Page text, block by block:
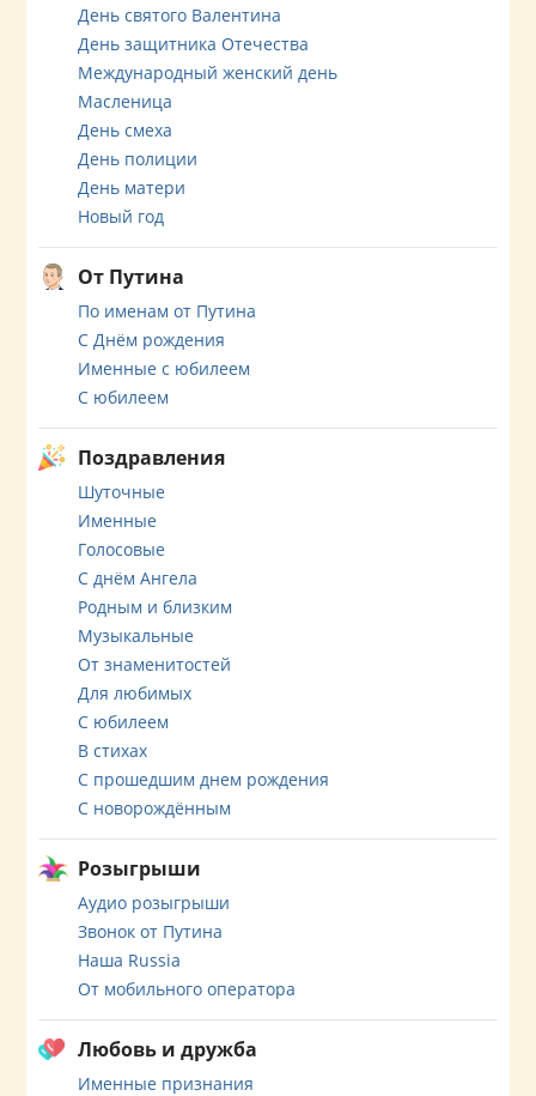
День святого Валентина
День защитника Отечества
Международный женский день
Масленица
День смеха
День полиции
День матери
Новый год
От Путина
По именам от Путина
С Днём рождения
Именные с юбилеем
С юбилеем
Поздравления
Шуточные
Именные
Голосовые
С днём Ангела
Родным и близким
Музыкальные
От знаменитостей
Для любимых
С юбилеем
В стихах
С прошедшим днем рождения
С новорождённым
Розыгрыши
Аудио розыгрыши
Звонок от Путина
Наша Russia
От мобильного оператора
Любовь и дружба
Именные признания